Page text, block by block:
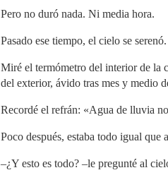
Pero no duró nada. Ni media hora.
Pasado ese tiempo, el cielo se serenó.
Miré el termómetro del interior de la
del exterior, ávido tras mes y medio
Recordé el refrán: «Agua de lluvia
Poco después, estaba todo igual que
–¿Y esto es todo? –le pregunté al